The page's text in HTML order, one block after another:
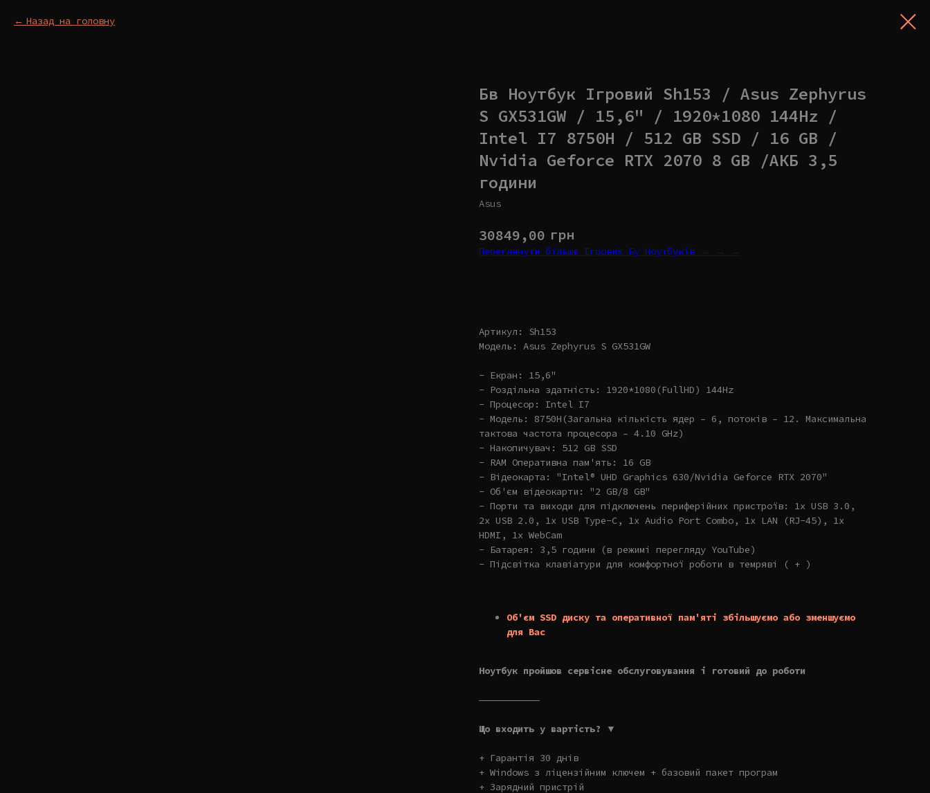
Назад на головну
Бв Ноутбук Ігровий Sh153 / Asus Zephyrus
S GX531GW / 15,6" / 1920*1080 144Hz /
Intel I7 8750H / 512 GB SSD / 16 GB /
Nvidia Geforce RTX 2070 8 GB /АКБ 3,5
години
Asus
30849,00 грн
Переглянути більше Ігрових Бу Ноутбуків → → →
Артикул: Sh153
Модель: Asus Zephyrus S GX531GW
- Екран: 15,6"
- Роздільна здатність: 1920*1080(FullHD) 144Hz
- Процесор: Intel I7
- Модель: 8750H(Загальна кількість ядер – 6, потоків – 12. Максимальна
тактова частота процесора – 4.10 GHz)
- Накопичувач: 512 GB SSD
- RAM Оперативна пам'ять: 16 GB
- Відеокарта: "Intel® UHD Graphics 630/Nvidia Geforce RTX 2070"
- Об'єм відеокарти: "2 GB/8 GB"
- Порти та виходи для підключень периферійних пристроїв: 1x USB 3.0,
2x USB 2.0, 1x USB Type-C, 1x Audio Port Combo, 1x LAN (RJ-45), 1x
HDMI, 1x WebCam
- Батарея: 3,5 години (в режимі перегляду YouTube)
- Підсвітка клавіатури для комфортної роботи в темряві ( + )
Об'єм SSD диску та оперативної пам'яті збільшуємо або зменшуємо
для Вас
Ноутбук пройшов сервісне обслуговування і готовий до роботи
———————————
Що входить у вартість? ▼
+ Гарантія 30 днів
+ Windows з ліцензійним ключем + базовий пакет програм
+ Зарядний пристрій